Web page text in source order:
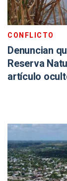
CONFLICTO
Denuncian
Reserva
artículo